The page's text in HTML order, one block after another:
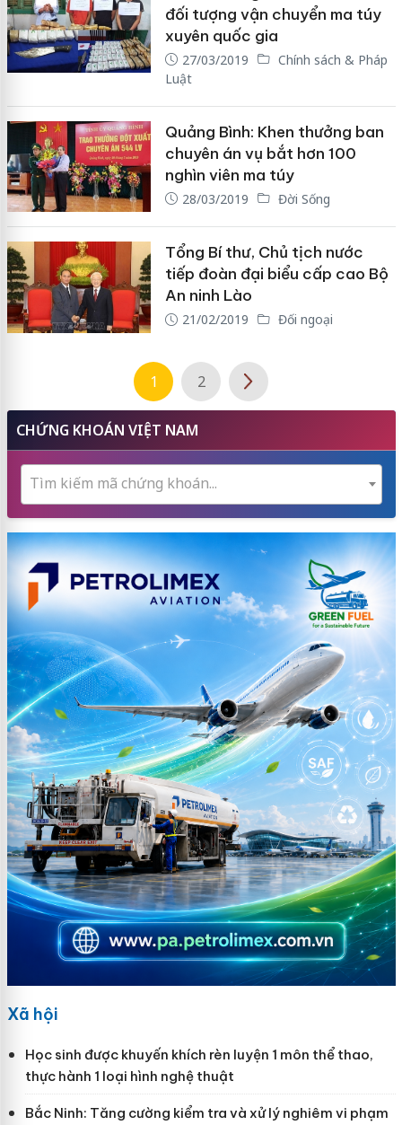
đối tượng vận chuyển ma túy
xuyên quốc gia
27/03/2019
Chính sách & Pháp
Luật
Quảng Bình: Khen thưởng ban
chuyên án vụ bắt hơn 100
nghìn viên ma túy
28/03/2019 Đời Sống
Tổng Bí thư, Chủ tịch nước
tiếp đoàn đại biểu cấp cao Bộ
An ninh Lào
21/02/2019 Đối ngoại
1 2
CHỨNG KHOÁN VIỆT NAM
Tìm kiếm mã chứng khoán...
Xã hội
Học sinh được khuyến khích rèn luyện 1 môn thể thao,
thực hành 1 loại hình nghệ thuật
Bắc Ninh: Tăng cường kiểm tra và xử lý nghiêm vi phạm